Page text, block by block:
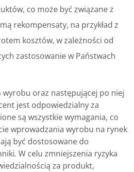
co może być związane z
rekompensaty, na przykład z
kosztów, w zależności od
zastosowanie w Państwach
oraz następującej po niej
jest odpowiedzialny za
są wszystkie wymagania, co
wprowadzania wyrobu na rynek
być dostosowane do
W celu zmniejszenia ryzyka
za produkt,